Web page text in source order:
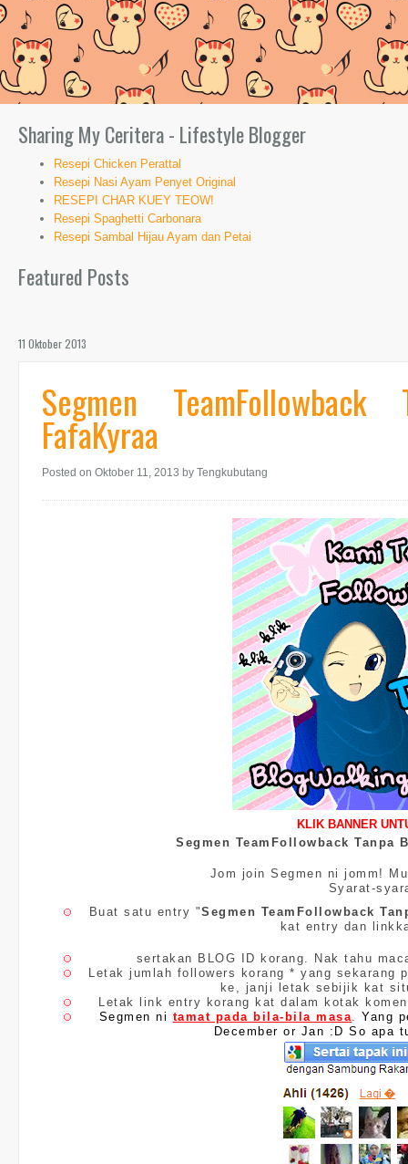
Sharing My Ceritera - Lifestyle Blogger
Resepi Chicken Perattal
Resepi Nasi Ayam Penyet Original
RESEPI CHAR KUEY TEOW!
Resepi Spaghetti Carbonara
Resepi Sambal Hijau Ayam dan Petai
Featured Posts
11 Oktober 2013
Segmen
FafaKyraa
Posted on Oktober 11, 2013 by Tengkubutang
KLIK BANNER
Segmen TeamFollowback Tanpa
Jom join Segmen ni jomm!
Syarat-
Buat satu entry "Segmen TeamFollowback
kat entry dan
sertakan BLOG ID korang. Nak tahu
Letak jumlah followers korang * yang
ke, janji letak sebijik kat
Letak link entry korang kat dalam kotak
Segmen ni tamat pada bila-bila masa.Yang
December or Jan :D So apa